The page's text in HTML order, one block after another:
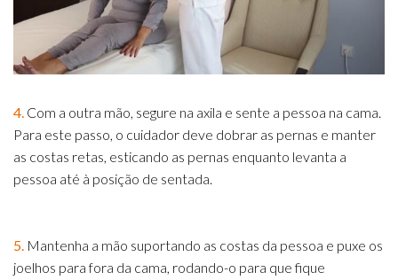
4. Com a outra mão, segure na axila e sente a pessoa na cama.
Para este passo, o cuidador deve dobrar as pernas e manter
as costas retas, esticando as pernas enquanto levanta a
pessoa até à posição de sentada.
5. Mantenha a mão suportando as costas da pessoa e puxe os
joelhos para fora da cama, rodando-o para que fique